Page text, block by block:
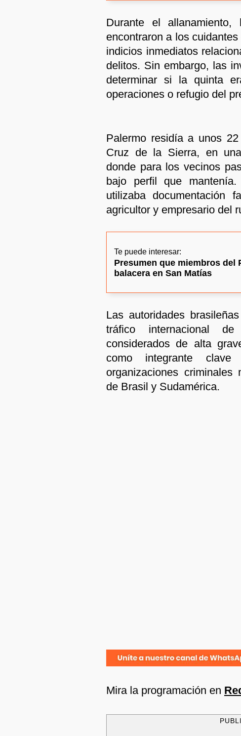
Durante el allanamiento,
encontraron a los
indicios inmediatos
delitos. Sin embargo, las
determinar si la quinta
operaciones o refugio del
Palermo residía a unos
Cruz de la Sierra, en
donde para los vecinos
bajo perfil que
utilizaba documentación
agricultor y empresario del
Te puede interesar:
Presumen que miembros del
balacera en San Matías
Las autoridades
tráfico internacional
considerados de alta
como integrante
organizaciones
de Brasil y Sudamérica.
Mira la programación en